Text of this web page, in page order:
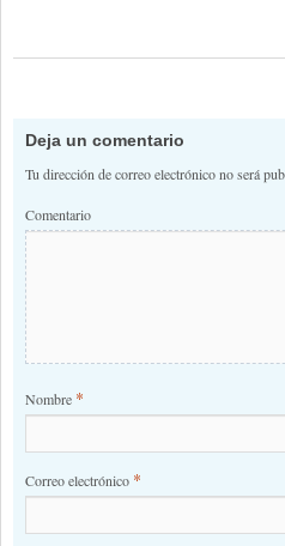
Deja un comentario
Tu dirección de correo electrónico no será
Comentario
Nombre *
Correo electrónico *